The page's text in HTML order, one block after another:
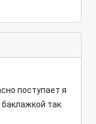
поступает я
так